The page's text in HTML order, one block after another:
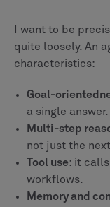
I want to be
quite loosely. An
characteristics:
Goal-
a single answer.
Multi-step
not just the
Tool use: it
workflows.
Memory and